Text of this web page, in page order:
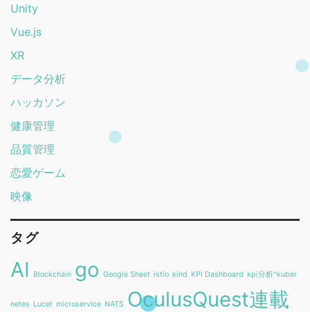
Unity
Vue.js
XR
データ分析
ハッカソン
健康管理
品質管理
恋愛ゲーム
映像
タグ
AI Blockchain go Google Sheet istio kind KPI Dashboard kpi分析 kuber
netes Lucet microservice NATS OculusQuest連載